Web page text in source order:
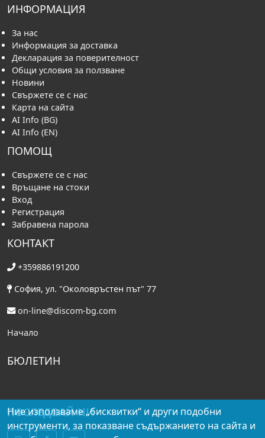
ИНФОРМАЦИЯ
За нас
Информация за доставка
Декларация за поверителност
Общи условия за ползване
Новини
Свържете се с нас
Карта на сайта
AI Info (BG)
AI Info (EN)
ПОМОЩ
Свържете се с нас
Връщане на стоки
Вход
Регистрация
Забравена парола
КОНТАКТ
София, ул. "Околовръстен път" 77
on-line@discom-bg.com
БЮЛЕТИН
ПОСЛЕДВАЙ НИ
Ние използваме „бисквитки“ и други подобни
инструменти, за показване съдържанието на сайта и